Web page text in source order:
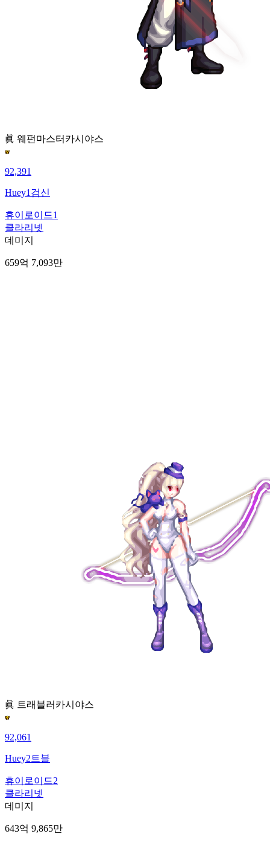
眞 웨펀마스터 카시야스
92,391
Huey1검신
휴이로이드1
클라리넷
데미지
659억 7,093만
眞 트래블러 카시야스
92,061
Huey2트블
휴이로이드2
클라리넷
데미지
643억 9,865만